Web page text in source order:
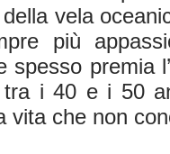
vela
più
spesso premia
tra i 40 e i 50
vita che non